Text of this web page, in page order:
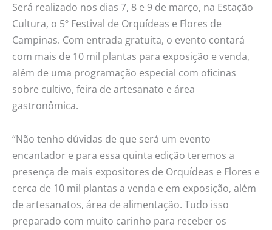
Será realizado nos dias 7, 8 e 9 de março, na Estação
Cultura, o 5º Festival de Orquídeas e Flores de
Campinas. Com entrada gratuita, o evento contará
com mais de 10 mil plantas para exposição e venda,
além de uma programação especial com oficinas
sobre cultivo, feira de artesanato e área
gastronômica.
“Não tenho dúvidas de que será um evento
encantador e para essa quinta edição teremos a
presença de mais expositores de Orquídeas e Flores e
cerca de 10 mil plantas a venda e em exposição, além
de artesanatos, área de alimentação. Tudo isso
preparado com muito carinho para receber os
o
5º
Festival
de
Orquídeas
e
Flores